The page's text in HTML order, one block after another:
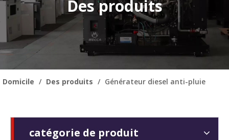
Des produits
Domicile / Des produits / Générateur diesel anti-pluie
catégorie de produit